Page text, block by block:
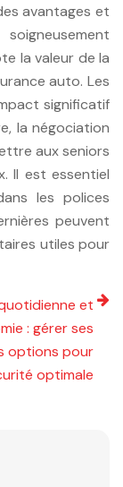
avantages et
la valeur de la
auto. Les
significatif
la négociation
aux seniors
Il est essentiel
les polices
peuvent
utiles pour
et
: gérer ses
options pour
optimale